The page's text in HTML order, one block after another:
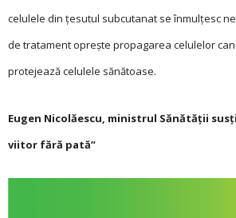
celulele din țesutul subcutanat se înmulțesc
de tratament oprește propagarea celulelor
protejează celulele sănătoase.
Eugen Nicolăescu, ministrul Sănătății
viitor fără pată”